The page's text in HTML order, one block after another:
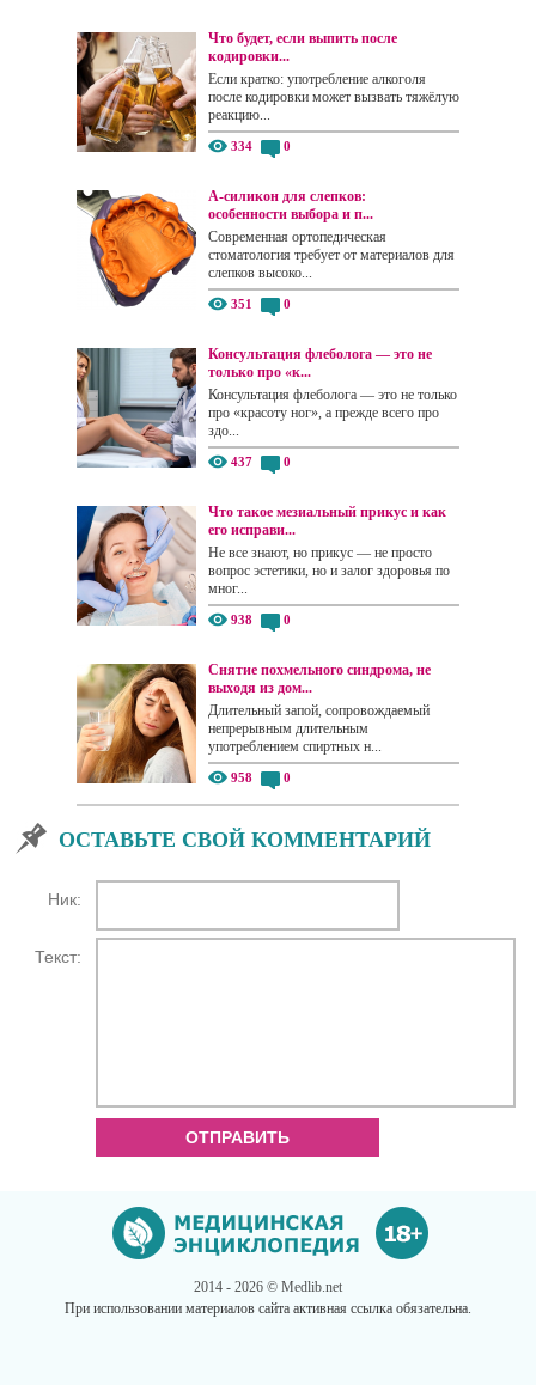
Что будет, если выпить после
кодировки...
Если кратко: употребление алкоголя
после кодировки может вызвать тяжёлую
реакцию...
334 0
А-силикон для слепков:
особенности выбора и п...
Современная ортопедическая
стоматология требует от материалов для
слепков высоко...
351 0
Консультация флеболога — это не
только про «к...
Консультация флеболога — это не только
про «красоту ног», а прежде всего про
здо...
437 0
Что такое мезиальный прикус и как
его исправи...
Не все знают, но прикус — не просто
вопрос эстетики, но и залог здоровья по
мног...
938 0
Снятие похмельного синдрома, не
выходя из дом...
Длительный запой, сопровождаемый
непрерывным длительным
употреблением спиртных н...
958 0
ОСТАВЬТЕ СВОЙ КОММЕНТАРИЙ
Ник:
Текст:
ОТПРАВИТЬ
2014 - 2026 © Medlib.net
При использовании материалов сайта активная ссылка обязательна.